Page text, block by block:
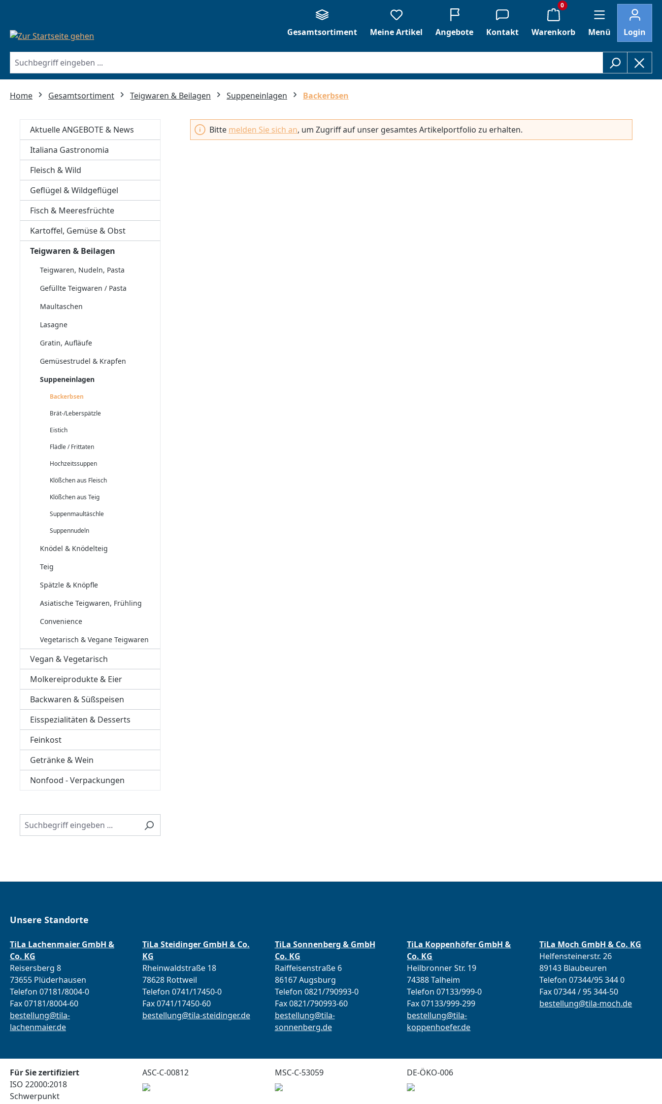
Gesamtsortiment
Meine Artikel Angebote Kontakt
0
Warenkorb Menü Login
Home Gesamtsortiment Teigwaren & Beilagen Suppeneinlagen Backerbsen
Aktuelle ANGEBOTE & News
Italiana Gastronomia
Fleisch & Wild
Geflügel & Wildgeflügel
Fisch & Meeresfrüchte
Kartoffel, Gemüse & Obst
Teigwaren & Beilagen
Teigwaren, Nudeln, Pasta
Gefüllte Teigwaren / Pasta
Maultaschen
Lasagne
Gratin, Aufläufe
Gemüsestrudel & Krapfen
Suppeneinlagen
Backerbsen
Brät-/Leberspätzle
Eistich
Flädle / Frittaten
Hochzeitssuppen
Klößchen aus Fleisch
Klößchen aus Teig
Suppenmaultäschle
Suppennudeln
Knödel & Knödelteig
Teig
Spätzle & Knöpfle
Asiatische Teigwaren, Frühling
Convenience
Vegetarisch & Vegane Teigwaren
Vegan & Vegetarisch
Molkereiprodukte & Eier
Backwaren & Süßspeisen
Eisspezialitäten & Desserts
Feinkost
Getränke & Wein
Nonfood - Verpackungen
Bitte melden Sie sich an, um Zugriff auf unser gesamtes Artikelportfolio zu erhalten.
Unsere Standorte
TiLa Lachenmaier GmbH &
Co. KG
Reisersberg 8
73655 Plüderhausen
Telefon 07181/8004-0
Fax 07181/8004-60
bestellung@tila-
lachenmaier.de
TiLa Steidinger GmbH & Co.
KG
Rheinwaldstraße 18
78628 Rottweil
Telefon 0741/17450-0
Fax 0741/17450-60
bestellung@tila-steidinger.de
TiLa Sonnenberg & GmbH
Co. KG
Raiffeisenstraße 6
86167 Augsburg
Telefon 0821/790993-0
Fax 0821/790993-60
bestellung@tila-
sonnenberg.de
TiLa Koppenhöfer GmbH &
Co. KG
Heilbronner Str. 19
74388 Talheim
Telefon 07133/999-0
Fax 07133/999-299
bestellung@tila-
koppenhoefer.de
TiLa Moch GmbH & Co. KG
Helfensteinerstr. 26
89143 Blaubeuren
Telefon 07344/95 344 0
Fax 07344 / 95 344-50
bestellung@tila-moch.de
Für Sie zertifiziert
ISO 22000:2018
Schwerpunkt
ASC-C-00812 MSC-C-53059 DE-ÖKO-006